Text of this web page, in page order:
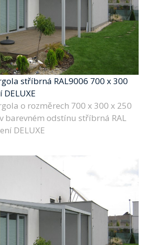
stříbrná RAL9006 700 x 300
o rozměrech 700 x 300 x 250
barevném odstínu stříbrná RAL
DELUXE